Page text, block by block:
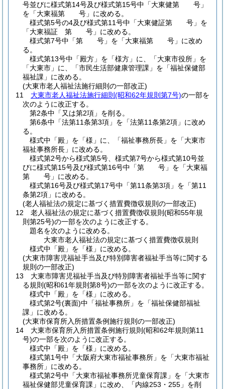
号並びに様式第14号及び様式第15号中「大東健第 号」
を「大東福第 号」に改める。
様式第5号の4及び様式第11号中「大東健証第 号」を
「大東福証 第 号」に改める。
様式第7号中「第 号」を「大東福第 号」に改め
る。
様式第13号中「殿方」を「様方」に、「大東市役所」を
「大東市」に、「市民生活部健康管理課」を「福祉保健部
福祉課」に改める。
(大東市老人福祉法施行細則の一部改正)
11
大東市老人福祉法施行細則 (昭和62年規則第7号)の一部を
次のように改正する。
第2条中「又は第2項」を削る。
第6条中「法第11条第3項」を「法第11条第2項」に改め
る。
様式中「殿」を「様」に、「福祉事務所長」を「大東市
福祉事務所長」に改める。
様式第2号から様式第5号、様式第7号から様式第10号並
びに様式第15号及び様式第16号中「第 号」を「大東福
第 号」に改める。
様式第16号及び様式第17号中「第11条第3項」を「第11
条第2項」に改める。
(老人福祉法の規定に基づく措置費徴収規則の一部改正)
12
老人福祉法の規定に基づく措置費徴収規則 (昭和55年規
則第25号)の一部を次のように改正する。
題名を次のように改める。
大東市老人福祉法の規定に基づく措置費徴収規則
様式中「殿」を「様」に改める。
(大東市障害児福祉手当及び特別障害者福祉手当等に関する
規則の一部改正)
13
大東市障害児福祉手当及び特別障害者福祉手当等に関す
る規則 (昭和61年規則第8号)の一部を次のように改正する。
様式中「殿」を「様」に改める。
様式第2号(裏面)中「福祉事務所」を「福祉保健部福祉
課」に改める。
(大東市保育所入所措置条例施行規則の一部改正)
14
大東市保育所入所措置条例施行規則 (昭和62年規則第11
号)の一部を次のように改正する。
様式中「殿」を「様」に改める。
様式第1号中「大阪府大東市福祉事務所」を「大東市福祉
事務所」に改める。
様式第2号中「大東市福祉事務所児童保育課」を「大東市
福祉保健部児童保育課」に改め、「内線253・255」を削